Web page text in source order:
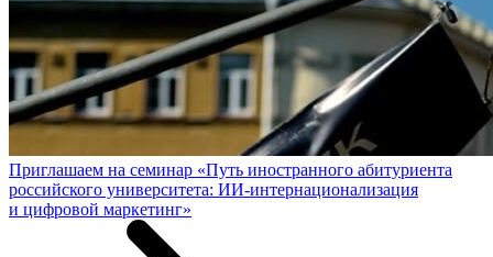
Приглашаем на семинар «Путь иностранного абитуриента
российского университета: ИИ-интернационализация
и цифровой маркетинг»